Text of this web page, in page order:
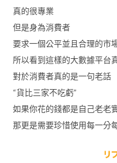
真的很專業
但是身為消費者
要求一個公平並且合理的市
所以看到這樣的大數據平台
對於消費者真的是一句老話
“貨比三家不吃虧”
如果你花的錢都是自己老老
那更是需要珍惜使用每一分